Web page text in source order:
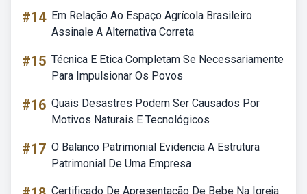
#14 Em Relação Ao Espaço Agrícola Brasileiro
Assinale A Alternativa Correta
#15 Técnica E Etica Completam Se Necessariamente
Para Impulsionar Os Povos
#16 Quais Desastres Podem Ser Causados Por
Motivos Naturais E Tecnológicos
#17 O Balanco Patrimonial Evidencia A Estrutura
Patrimonial De Uma Empresa
Certificado De Apresentação De Bebe Na Igreja